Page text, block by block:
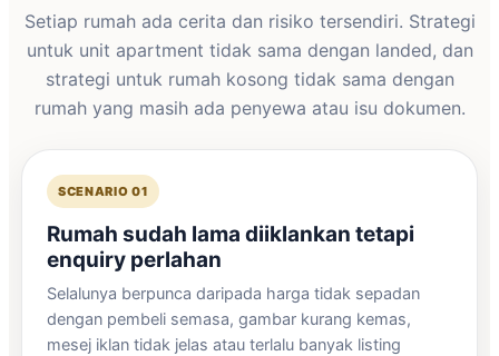
Setiap rumah ada cerita dan risiko tersendiri. Strategi
untuk unit apartment tidak sama dengan landed, dan
strategi untuk rumah kosong tidak sama dengan
rumah yang masih ada penyewa atau isu dokumen.
SCENARIO 01
Rumah sudah lama diiklankan tetapi
enquiry perlahan
Selalunya berpunca daripada harga tidak sepadan
dengan pembeli semasa, gambar kurang kemas,
mesej iklan tidak jelas atau terlalu banyak listing